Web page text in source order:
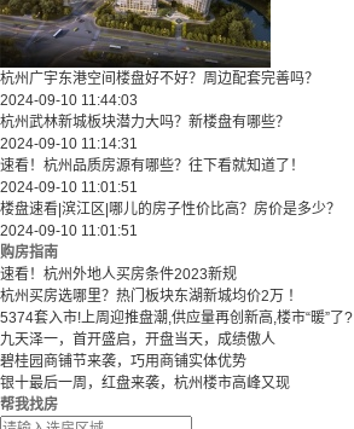
杭州广宇东港空间楼盘好不好？周边配套完善吗？
2024-09-10 11:44:03
杭州武林新城板块潜力大吗？新楼盘有哪些？
2024-09-10 11:14:31
速看！杭州品质房源有哪些？往下看就知道了！
2024-09-10 11:01:51
楼盘速看|滨江区|哪儿的房子性价比高？房价是多少？
2024-09-10 11:01:51
购房指南
速看！杭州外地人买房条件2023新规
杭州买房选哪里？热门板块东湖新城均价2万 ！
5374套入市!上周迎推盘潮,供应量再创新高,楼市“暖”了?
九天泽一，首开盛启，开盘当天，成绩傲人
碧桂园商铺节来袭，巧用商铺实体优势
银十最后一周，红盘来袭，杭州楼市高峰又现
帮我找房